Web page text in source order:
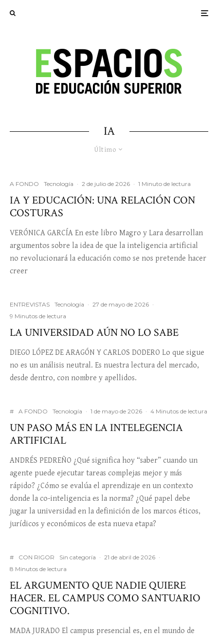
IA
Último
A FONDO Tecnología · 2 de julio de 2026 · 1 Minuto de lectura
IA Y EDUCACIÓN: UNA RELACIÓN CON
COSTURAS
VERÓNICA GARCÍA En este libro Magro y Lara desarrollan
argumentos sobre la idea de que la inteligencia artificial
no revolucionará la educación como se nos pretende hacer
creer
ENTREVISTAS Tecnología · 27 de mayo de 2026 ·
9 Minutos de lectura
LA UNIVERSIDAD AÚN NO LO SABE
DIEGO LÓPEZ DE ARAGÓN Y CARLOS DODERO Lo que sigue
no es un análisis neutral. Es nuestra lectura del mercado,
desde dentro, con nombre y apellidos.
# A FONDO Tecnología · 1 de mayo de 2026 · 4 Minutos de lectura
UN PASO MÁS EN LA INTELEGENCIA
ARTIFICIAL
ANDRÉS PEDREÑO ¿Qué significa hoy “saber” cuando un
agente puede ejecutar tareas complejas mejor y más
rápido? ¿Cómo se evalúa el aprendizaje en un contexto
donde la co-inteligencia es la norma? ¿Qué papel debe
jugar la universidad en la definición de los marcos éticos,
jurídicos y económicos de esta nueva etapa?
# CON RIGOR Sin categoría · 21 de abril de 2026 ·
8 Minutos de lectura
EL ARGUMENTO QUE NADIE QUIERE
HACER. EL CAMPUS COMO SANTUARIO
COGNITIVO.
MADA JURADO El campus presencial es, en el mundo de